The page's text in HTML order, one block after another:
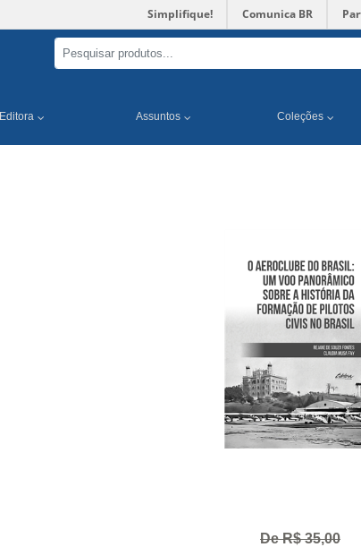
Simplifique! Comunica BR
Editora Assuntos Coleções
De R$ 35,00